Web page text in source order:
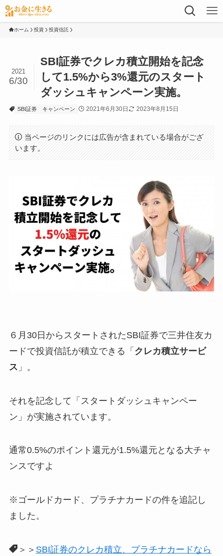
ホーム 投資 投資信託
SBI証券でクレカ積立開始を記念
して1.5%から3%還元のスタート
ダッシュキャンペーン実施。
2021
6/30
SBI証券 キャンペーン 2021年6月30日 2023年8月15日
当ページのリンクには広告が含まれている場合がござ
います。
６月30日からスタートされたSBI証券で三井住友カ
ードで投資信託が積立できる「 クレカ積立サービ
ス 」。
それを記念して「スタートダッシュキャンペー
ン」が実施されています。
通常0.5%のポイント還元が1.5%還元となる大チャ
ンスですよ
※ゴールドカード、プラチナカードの件を追記し
ました。
＞＞ SBI証券のクレカ積立、プラチナカードなら